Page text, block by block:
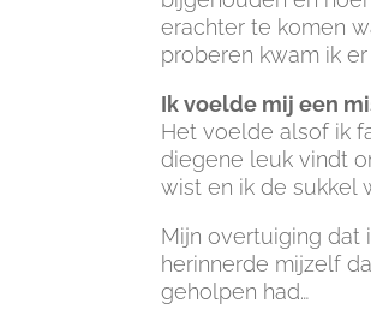
erachter te komen
proberen kwam ik
Ik voelde mij een
Het voelde alsof ik
diegene leuk vindt
wist en ik de sukkel
Mijn overtuiging dat
herinnerde mijzelf
geholpen had…